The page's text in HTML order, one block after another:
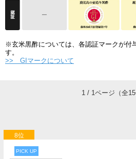
※玄米黒酢については、各認証マークが付
す。
>> GIマークについて
1 / 1ページ （全15
8位
PICK UP